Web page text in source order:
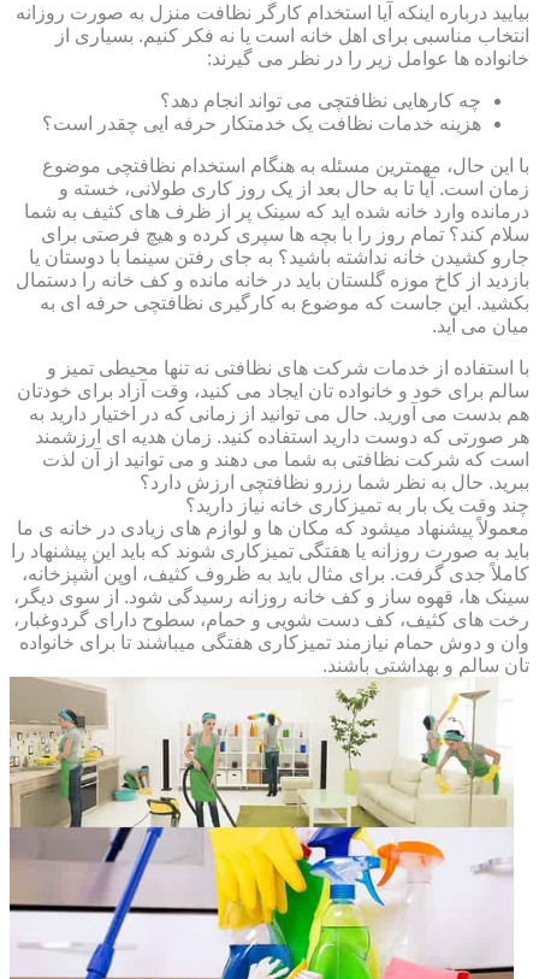
بیایید درباره اینکه آیا استخدام کارگر نظافت منزل به صورت روزانه
انتخاب مناسبی برای اهل خانه است یا نه فکر کنیم. بسیاری از
خانواده ها عوامل زیر را در نظر می گیرند:
چه کارهایی نظافتچی می تواند انجام دهد؟
هزینه خدمات نظافت یک خدمتکار حرفه ایی چقدر است؟
با این حال، مهمترین مسئله به هنگام استخدام نظافتچی موضوع
زمان است. آیا تا به حال بعد از یک روز کاری طولانی، خسته و
درمانده وارد خانه شده اید که سینک پر از ظرف های کثیف به شما
سلام کند؟ تمام روز را با بچه ها سپری کرده و هیچ فرصتی برای
جارو کشیدن خانه نداشته باشید؟ به جای رفتن سینما با دوستان یا
بازدید از کاخ موزه گلستان باید در خانه مانده و کف خانه را دستمال
بکشید. این جاست که موضوع به کارگیری نظافتچی حرفه ای به
میان می آید.
با استفاده از خدمات شرکت های نظافتی نه تنها محیطی تمیز و
سالم برای خود و خانواده تان ایجاد می کنید، وقت آزاد برای خودتان
هم بدست می آورید. حال می توانید از زمانی که در اختیار دارید به
هر صورتی که دوست دارید استفاده کنید. زمان هدیه ای ارزشمند
است که شرکت نظافتی به شما می دهند و می توانید از آن لذت
ببرید. حال به نظر شما رزرو نظافتچی ارزش دارد؟
چند وقت یک بار به تمیزکاری خانه نیاز دارید؟
معمولاً پیشنهاد میشود که مکان ها و لوازم های زیادی در خانه ی ما
باید به صورت روزانه یا هفتگی تمیزکاری شوند که باید این پیشنهاد را
کاملاً جدی گرفت. برای مثال باید به ظروف کثیف، اوپن آشپزخانه،
سینک ها، قهوه ساز و کف خانه روزانه رسیدگی شود. از سوی دیگر،
رخت های کثیف، کف دست شویی و حمام، سطوح دارای گردوغبار،
وان و دوش حمام نیازمند تمیزکاری هفتگی میباشند تا برای خانواده
تان سالم و بهداشتی باشند.